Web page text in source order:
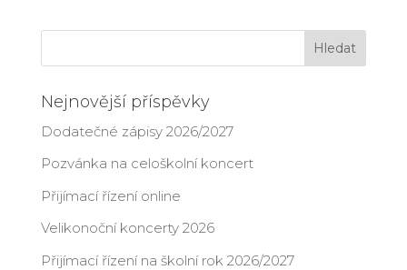
Nejnovější příspěvky
Dodatečné zápisy 2026/2027
Pozvánka na celoškolní koncert
Přijímací řízení online
Velikonoční koncerty 2026
Přijímací řízení na školní rok 2026/2027